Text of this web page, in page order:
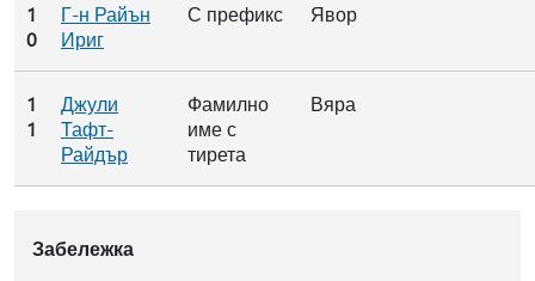
1
0
Г-н Райън
Ириг
С префикс Явор
1
1
Джули
Тафт-
Райдър
Фамилно
име с
тирета
Вяра
Забележка